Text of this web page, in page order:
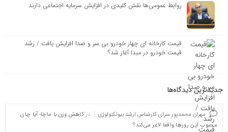
روابط‌ عمومی‌ها نقش کلیدی در افزایش سرمایه اجتماعی دارند
قیمت کارخانه ای چهار خودرو بی سر و صدا افزایش یافت / رشد
قیمت خودرو در مبدا آغاز شد؟
جدیدترین دیدگاه‌‌ها
مهران محمدپور سرای کارشناس ارشد بیوتکنولوژی در کاهش وزن با ماچا؛ آیا چای
محبوب این روزها واقعا لاغر می‌کند؟